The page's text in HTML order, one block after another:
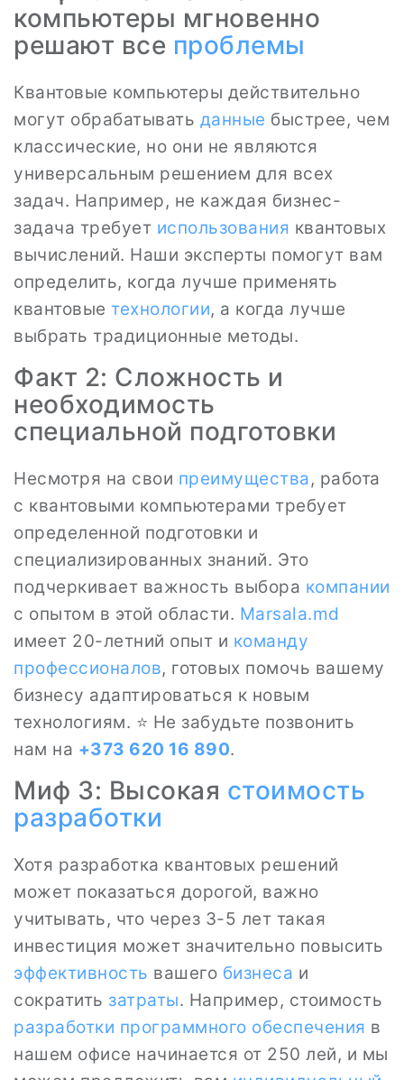
компьютеры мгновенно
решают все проблемы
Квантовые компьютеры действительно
могут обрабатывать данные быстрее, чем
классические, но они не являются
универсальным решением для всех
задач. Например, не каждая бизнес-
задача требует использования квантовых
вычислений. Наши эксперты помогут вам
определить, когда лучше применять
квантовые технологии, а когда лучше
выбрать традиционные методы.
Факт 2: Сложность и
необходимость
специальной подготовки
Несмотря на свои преимущества, работа
с квантовыми компьютерами требует
определенной подготовки и
специализированных знаний. Это
подчеркивает важность выбора компании
с опытом в этой области. Marsala.md
имеет 20-летний опыт и команду
профессионалов, готовых помочь вашему
бизнесу адаптироваться к новым
технологиям. ⭐ Не забудьте позвонить
нам на +373 620 16 890.
Миф 3: Высокая стоимость
разработки
Хотя разработка квантовых решений
может показаться дорогой, важно
учитывать, что через 3-5 лет такая
инвестиция может значительно повысить
эффективность вашего бизнеса и
сократить затраты. Например, стоимость
разработки программного обеспечения в
нашем офисе начинается от 250 лей, и мы